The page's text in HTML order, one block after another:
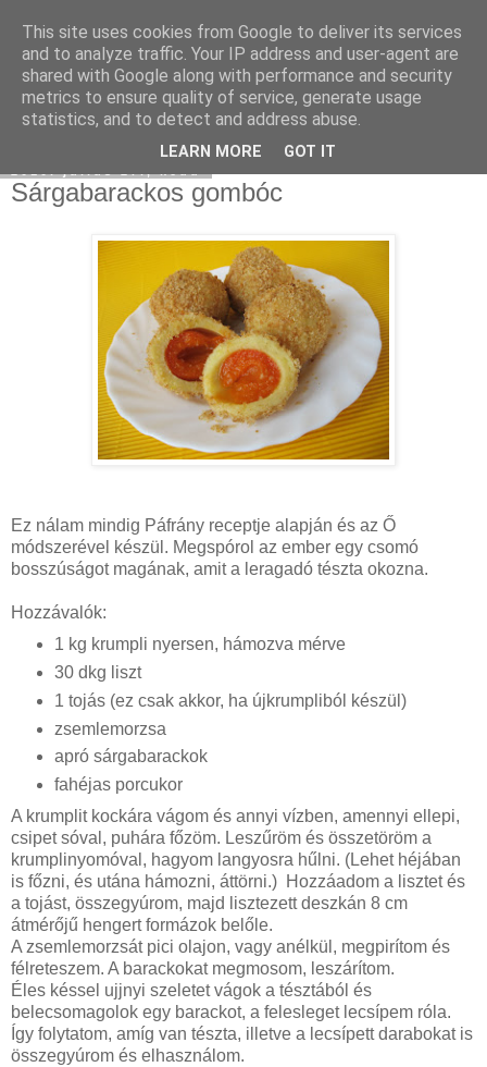
Moha Konyha
Sárgabarackos gombóc
Ez nálam mindig Páfrány receptje alapján és az Ő
módszerével készül. Megspórol az ember egy csomó
bosszúságot magának, amit a leragadó tészta okozna.
Hozzávalók:
1 kg krumpli nyersen, hámozva mérve
30 dkg liszt
1 tojás (ez csak akkor, ha újkrumpliból készül)
zsemlemorzsa
apró sárgabarackok
fahéjas porcukor
A krumplit kockára vágom és annyi vízben, amennyi ellepi,
csipet sóval, puhára főzöm. Leszűröm és összetöröm a
krumplinyomóval, hagyom langyosra hűlni. (Lehet héjában
is főzni, és utána hámozni, áttörni.) Hozzáadom a lisztet és
a tojást, összegyúrom, majd lisztezett deszkán 8 cm
átmérőjű hengert formázok belőle.
A zsemlemorzsát pici olajon, vagy anélkül, megpirítom és
félreteszem. A barackokat megmosom, leszárítom.
Éles késsel ujjnyi szeletet vágok a tésztából és
belecsomagolok egy barackot, a felesleget lecsípem róla.
Így folytatom, amíg van tészta, illetve a lecsípett darabokat is
összegyúrom és elhasználom.
This site uses cookies from Google to deliver its services
and to analyze traffic. Your IP address and user-agent are
shared with Google along with performance and security
metrics to ensure quality of service, generate usage
statistics, and to detect and address abuse.
LEARN MORE GOT IT